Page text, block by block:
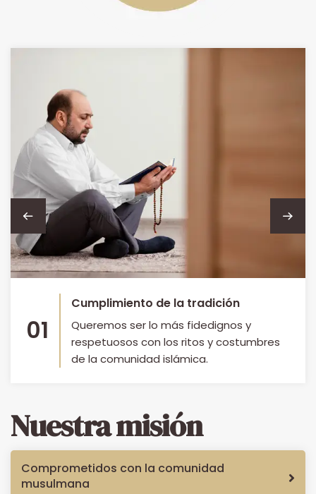
01
Cumplimiento de la tradición
Queremos ser lo más fidedignos y
respetuosos con los ritos y costumbres
de la comunidad islámica.
Nuestra misión
Comprometidos con la comunidad
musulmana